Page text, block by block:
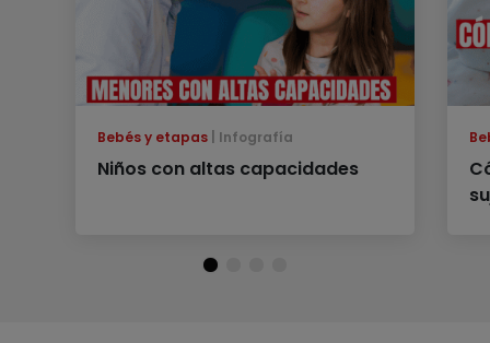
Bebés y etapas Infografía
Niños con altas capacidades